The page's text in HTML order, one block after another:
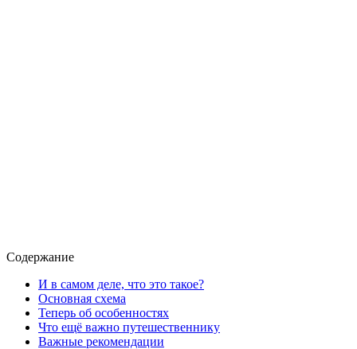
Содержание
И в самом деле, что это такое?
Основная схема
Теперь об особенностях
Что ещё важно путешественнику
Важные рекомендации